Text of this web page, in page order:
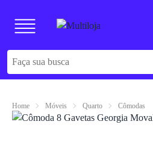
Home Móveis Quarto Cômodas